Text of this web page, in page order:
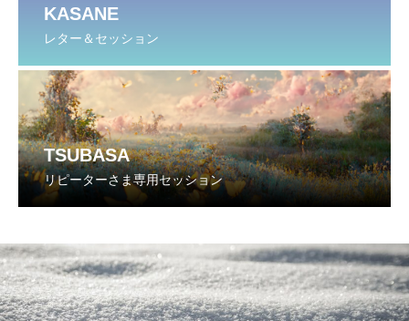
KASANE
レター＆セッション
TSUBASA
リピーターさま専用セッション